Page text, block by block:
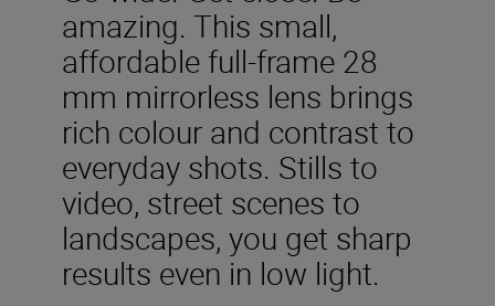
amazing. This small,
affordable full-frame 28
mm mirrorless lens brings
rich colour and contrast to
everyday shots. Stills to
video, street scenes to
landscapes, you get sharp
results even in low light.